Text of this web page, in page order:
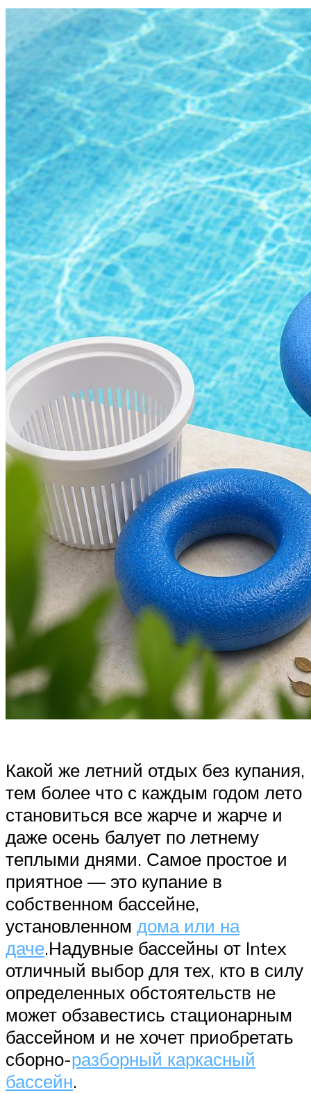
Какой же летний отдых без купания,
тем более что с каждым годом лето
становиться все жарче и жарче и
даже осень балует по летнему
теплыми днями. Самое простое и
приятное — это купание в
собственном бассейне,
установленном дома или на
даче.Надувные бассейны от Intex
отличный выбор для тех, кто в силу
определенных обстоятельств не
может обзавестись стационарным
бассейном и не хочет приобретать
сборно-разборный каркасный
бассейн.